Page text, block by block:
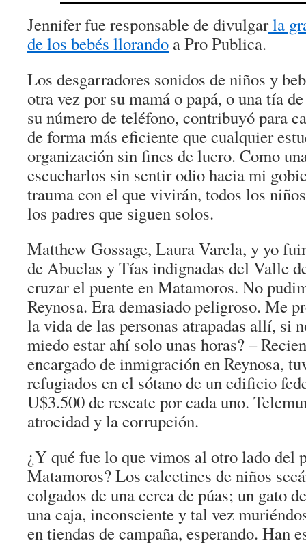
Jennifer fue responsable de divulgarla
de los bebés llorando a Pro Publica.
Los desgarradores sonidos de niños y
otra vez por su mamá o papá, o una tía
su número de teléfono, contribuyó para
de forma más eficiente que cualquier
organización sin fines de lucro. Como
escucharlos sin sentir odio hacia mi
trauma con el que vivirán, todos los
los padres que siguen solos.
Matthew Gossage, Laura Varela, y yo
de Abuelas y Tías indignadas del Valle
cruzar el puente en Matamoros. No
Reynosa. Era demasiado peligroso. Me
la vida de las personas atrapadas allí, si
miedo estar ahí solo unas horas? –
encargado de inmigración en Reynosa,
refugiados en el sótano de un edificio
U$3.500 de rescate por cada uno.
atrocidad y la corrupción.
¿Y qué fue lo que vimos al otro lado del
Matamoros? Los calcetines de niños
colgados de una cerca de púas; un gato
una caja, inconsciente y tal vez
en tiendas de campaña, esperando. Han